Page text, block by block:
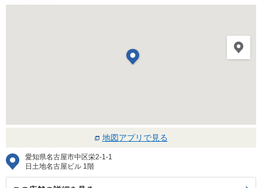
地図アプリで見る
愛知県名古屋市中区栄2-1-1
日土地名古屋ビル 1階